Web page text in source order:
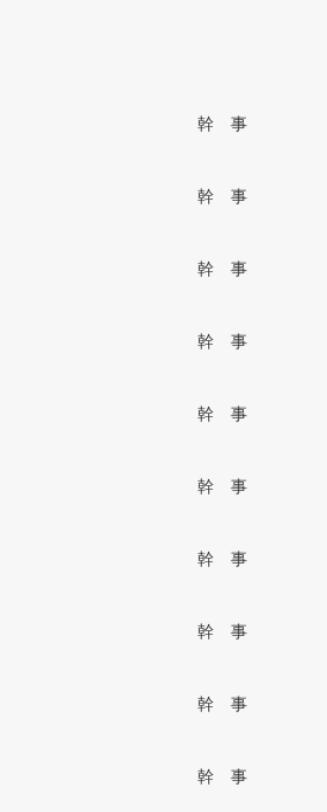
幹 事
幹 事
幹 事
幹 事
幹 事
幹 事
幹 事
幹 事
幹 事
幹 事